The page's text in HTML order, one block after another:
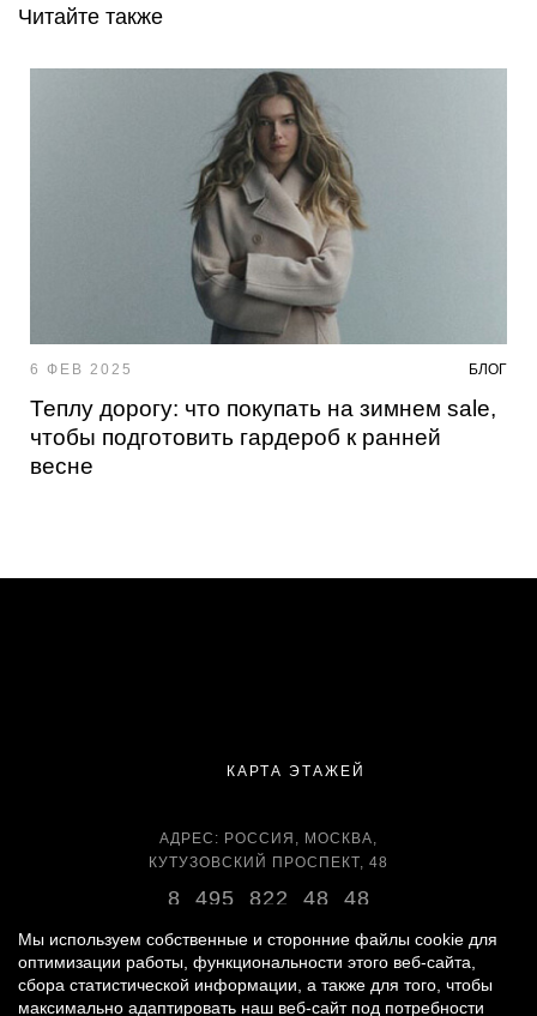
Читайте также
6 ФЕВ 2025 БЛОГ
Теплу дорогу: что покупать на зимнем sale,
чтобы подготовить гардероб к ранней
весне
КАРТА ЭТАЖЕЙ
АДРЕС: РОССИЯ, МОСКВА,
КУТУЗОВСКИЙ ПРОСПЕКТ, 48
8 495 822 48 48
ВРЕМЯ РАБОТЫ:
ЕЖЕДНЕВНО С 11:00 ДО 22:00
Мы используем собственные и сторонние файлы cookie для
оптимизации работы, функциональности этого веб-сайта,
сбора статистической информации, а также для того, чтобы
максимально адаптировать наш веб-сайт под потребности